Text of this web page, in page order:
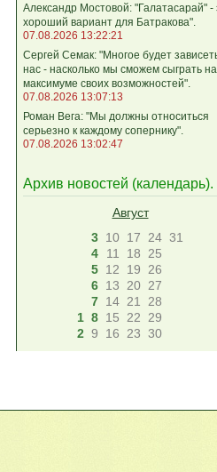
Александр Мостовой: "Галатасарай" -
хороший вариант для Батракова".
07.08.2026 13:22:21
Сергей Семак: "Многое будет
нас - насколько мы сможем сыграть на
максимуме своих возможностей".
07.08.2026 13:07:13
Роман Вега: "Мы должны относиться
серьезно к каждому сопернику".
07.08.2026 13:02:47
Архив новостей (календарь).
Август
3 10 17 24 31
4
11 18
25
5 12 19
26
6 13 20 27
7 14 21
28
1 8 15 22
29
2 9 16 23 30